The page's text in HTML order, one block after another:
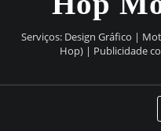
Serviços: Design Gráfico |
Hop) | Publicidade